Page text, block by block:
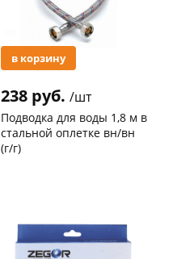
в корзину
238 руб. /шт
Подводка для воды 1,8 м в
стальной оплетке вн/вн
(г/г)